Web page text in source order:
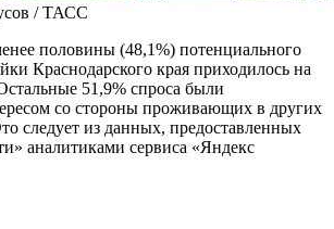
/ ТАСС
половины (48,1%) потенциального
Краснодарского края приходилось на
51,9% спроса были
со стороны проживающих в других
следует из данных, предоставленных
аналитиками сервиса «Яндекс